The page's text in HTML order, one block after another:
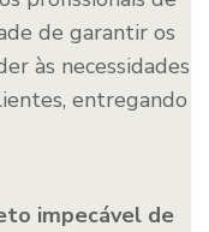
de garantir os
às necessidades
entregando
impecável de